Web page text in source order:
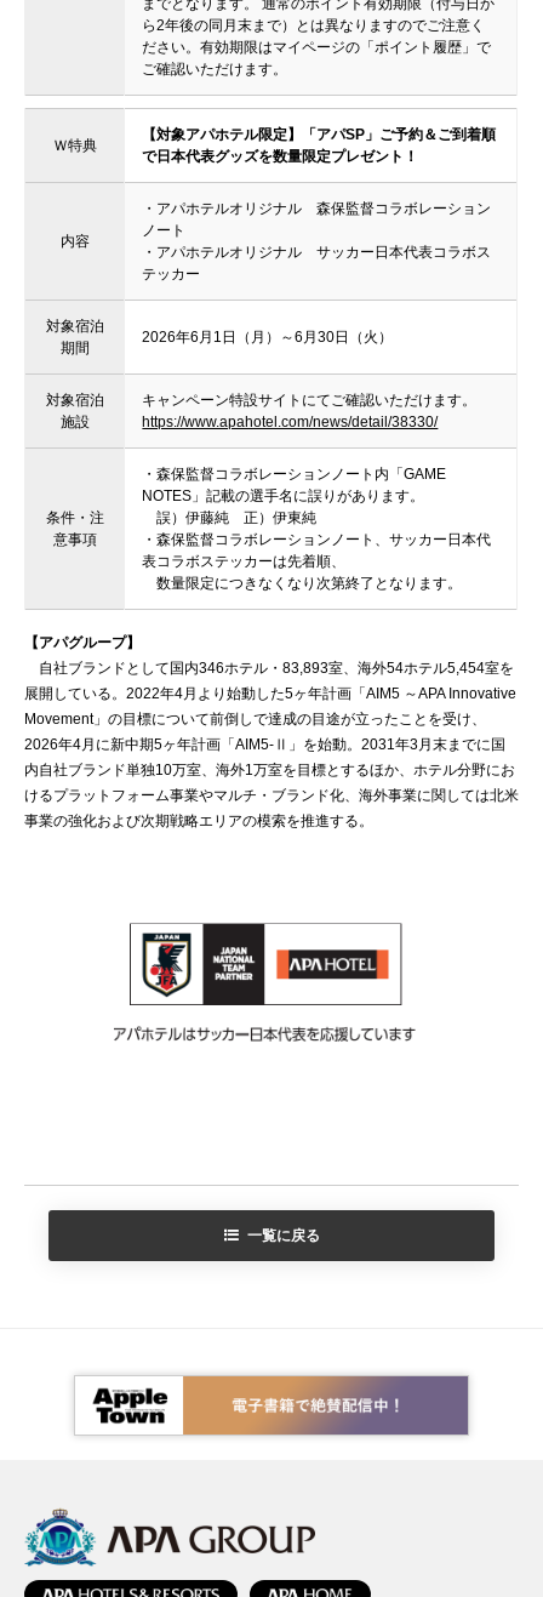
までとなります。 通常のポイント有効期限（付与日か
ら2年後の同月末まで）とは異なりますのでご注意く
ださい。有効期限はマイページの「ポイント履歴」で
ご確認いただけます。
Ｗ特典
【対象アパホテル限定】「アパSP」ご予約＆ご到着順
で日本代表グッズを数量限定プレゼント！
内容
・アパホテルオリジナル 森保監督コラボレーション
ノート
・アパホテルオリジナル サッカー日本代表コラボス
テッカー
対象宿泊
期間
2026年6月1日（月）～6月30日（火）
対象宿泊
施設
キャンペーン特設サイトにてご確認いただけます。
https://www.apahotel.com/news/detail/38330/
条件・注
意事項
・森保監督コラボレーションノート内「GAME
NOTES」記載の選手名に誤りがあります。
誤）伊藤純 正）伊東純
・森保監督コラボレーションノート、サッカー日本代
表コラボステッカーは先着順、
数量限定につきなくなり次第終了となります。
【アパグループ】
自社ブランドとして国内346ホテル・83,893室、海外54ホテル5,454室を
展開している。2022年4月より始動した5ヶ年計画「AIM5 ～APA Innovative
Movement」の目標について前倒しで達成の目途が立ったことを受け、
2026年4月に新中期5ヶ年計画「AIM5-Ⅱ」を始動。2031年3月末までに国
内自社ブランド単独10万室、海外1万室を目標とするほか、ホテル分野にお
けるプラットフォーム事業やマルチ・ブランド化、海外事業に関しては北米
事業の強化および次期戦略エリアの模索を推進する。
一覧に戻る